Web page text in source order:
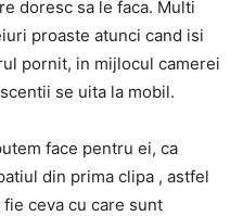
doresc sa le faca. Multi
proaste atunci cand isi
pornit, in mijlocul camerei
se uita la mobil.
face pentru ei, ca
din prima clipa , astfel
fie ceva cu care sunt